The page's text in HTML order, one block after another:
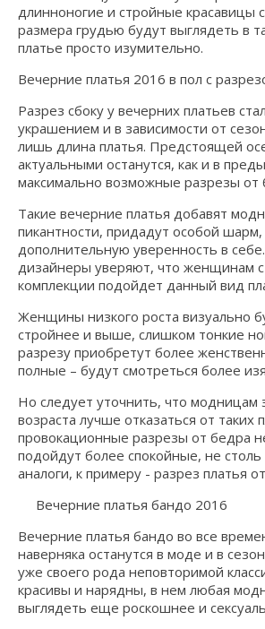
длинноногие и стройные красавицы
размера грудью будут выглядеть в
платье просто изумительно.
Вечерние платья 2016 в пол с
Разрез сбоку у вечерних платьев
украшением и в зависимости от
лишь длина платья. Предстоящей
актуальными останутся, как и в
максимально возможные разрезы от
Такие вечерние платья добавят
пикантности, придадут особой шарм,
дополнительную уверенность в
дизайнеры уверяют, что женщинам
комплекции подойдет данный вид
Женщины низкого роста визуально
стройнее и выше, слишком тонкие
разрезу приобретут более
полные – будут смотреться более
Но следует уточнить, что модницам
возраста лучше отказаться от таких
провокационные разрезы от бедра
подойдут более спокойные, не
аналоги, к примеру - разрез платья
Вечерние платья бандо 2016
Вечерние платья бандо во все
наверняка останутся в моде и в
уже своего рода неповторимой
красивы и нарядны, в нем любая
выглядеть еще роскошнее и